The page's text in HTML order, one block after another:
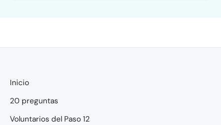
Inicio
20 preguntas
Voluntarios del Paso 12